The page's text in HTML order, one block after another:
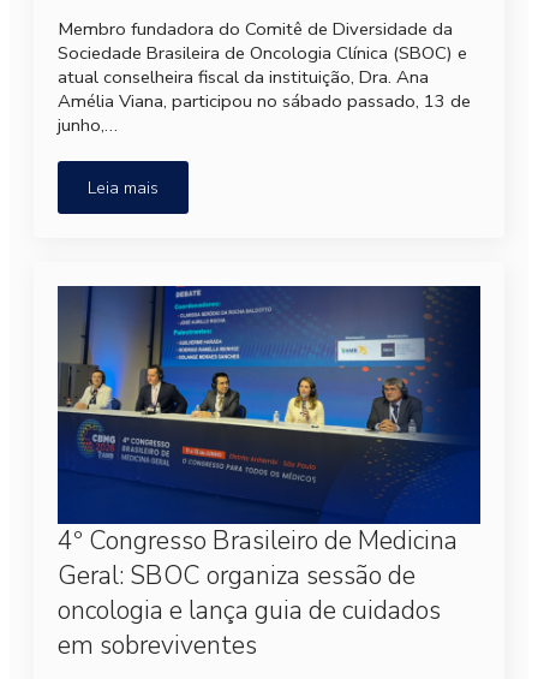
Membro fundadora do Comitê de Diversidade da
Sociedade Brasileira de Oncologia Clínica (SBOC) e
atual conselheira fiscal da instituição, Dra. Ana
Amélia Viana, participou no sábado passado, 13 de
junho,…
Leia mais
4º Congresso Brasileiro de Medicina
Geral: SBOC organiza sessão de
oncologia e lança guia de cuidados
em sobreviventes